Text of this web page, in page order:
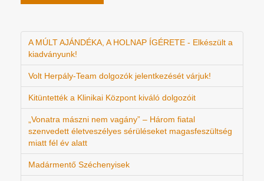
A MÚLT AJÁNDÉKA, A HOLNAP ÍGÉRETE - Elkészült a
kiadványunk!
Volt Herpály-Team dolgozók jelentkezését várjuk!
Kitüntették a Klinikai Központ kiváló dolgozóit
„Vonatra mászni nem vagány” – Három fiatal
szenvedett életveszélyes sérüléseket magasfeszültség
miatt fél év alatt
Madármentő Széchenyisek